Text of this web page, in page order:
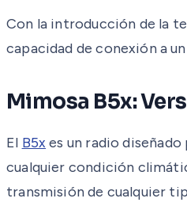
Con la introducción de la
capacidad de conexión a
Mimosa B5x:
El B5x es un radio
cualquier condición
transmisión de cualquier